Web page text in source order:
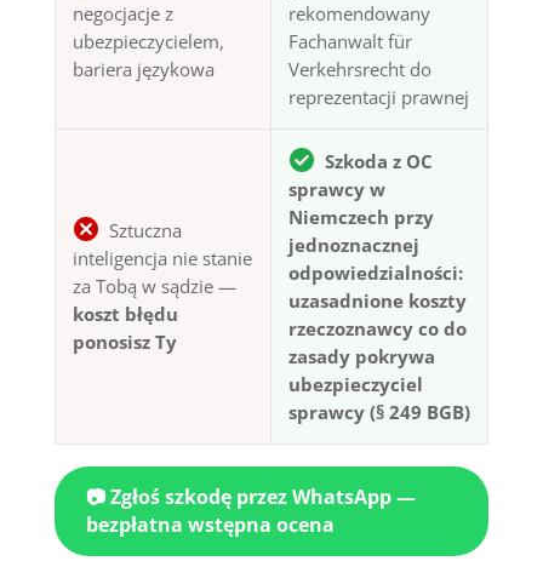
negocjacje z
ubezpieczycielem,
bariera językowa
rekomendowany
Fachanwalt für
Verkehrsrecht do
reprezentacji prawnej
Sztuczna
inteligencja nie stanie
za Tobą w sądzie —
koszt błędu
ponosisz Ty
Szkoda z OC
sprawcy w
Niemczech przy
jednoznacznej
odpowiedzialności:
uzasadnione koszty
rzeczoznawcy co do
zasady pokrywa
ubezpieczyciel
sprawcy (§ 249 BGB)
📷 Zgłoś szkodę przez WhatsApp —
bezpłatna wstępna ocena